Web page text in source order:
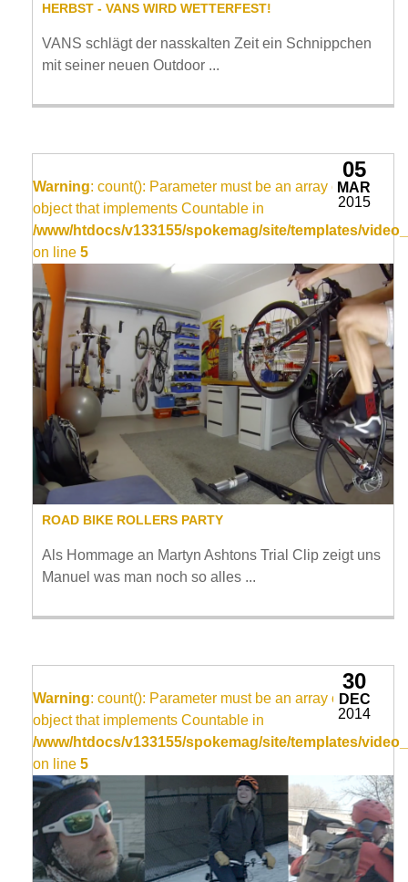
HERBST - VANS WIRD WETTERFEST!
VANS schlägt der nasskalten Zeit ein Schnippchen
mit seiner neuen Outdoor ...
Warning: count(): Parameter must be an array or an
object that implements Countable in
/www/htdocs/v133155/spokemag/site/templates/
on line 5
ROAD BIKE ROLLERS PARTY
Als Hommage an Martyn Ashtons Trial Clip zeigt uns
Manuel was man noch so alles ...
05
MAR
2015
Warning: count(): Parameter must be an array or an
object that implements Countable in
/www/htdocs/v133155/spokemag/site/templates/
on line 5
30
DEC
2014